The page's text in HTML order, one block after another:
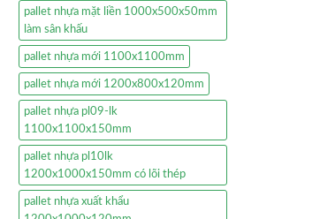
pallet nhựa mặt liền 1000x500x50mm
làm sân khấu
pallet nhựa mới 1100x1100mm
pallet nhựa mới 1200x800x120mm
pallet nhựa pl09-lk
1100x1100x150mm
pallet nhựa pl10lk
1200x1000x150mm có lõi thép
pallet nhựa xuất khẩu